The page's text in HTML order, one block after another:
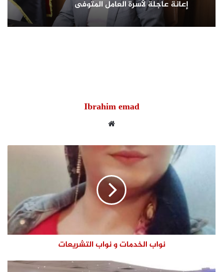
أثناء إزالة مبنى مخالف بطوخ ويوجه بصرف
إعانة عاجلة لأسرة العامل المتوفى
Ibrahim emad
نواب الخدمات و نواب التشريعات